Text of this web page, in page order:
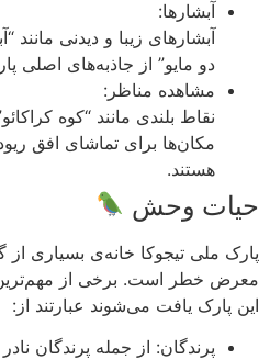
آبشارها:
آبشارهای زیبا و دیدنی مانند
دو مایو” از جاذبه‌های اصلی
مشاهده مناظر:
نقاط بلندی مانند “کوه
مکان‌ها برای تماشای افق
هستند.
حیات وحش
پارک ملی تیجوکا خانه‌ی بسیاری از
معرض خطر است. برخی از
این پارک یافت می‌شوند عبارتند از:
پرندگان: از جمله پرندگان